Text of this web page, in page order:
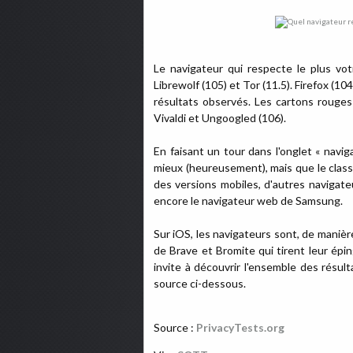
Le navigateur qui respecte le plus
Librewolf (105) et Tor (11.5). Firefox
résultats observés. Les cartons
Vivaldi et Ungoogled (106).
En faisant un tour dans l'onglet «
mieux (heureusement), mais que le
des versions mobiles, d'autres
encore le navigateur web de Samsung.
Sur iOS, les navigateurs sont, de
de Brave et Bromite qui tirent leur
invite à découvrir l'ensemble des
source ci-dessous.
Source : PrivacyTests.org